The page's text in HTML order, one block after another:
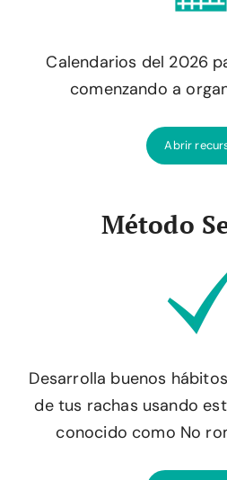
Calendarios del 2026
comenzando a
Abrir
Método
Desarrolla buenos
de tus rachas usando
conocido como No